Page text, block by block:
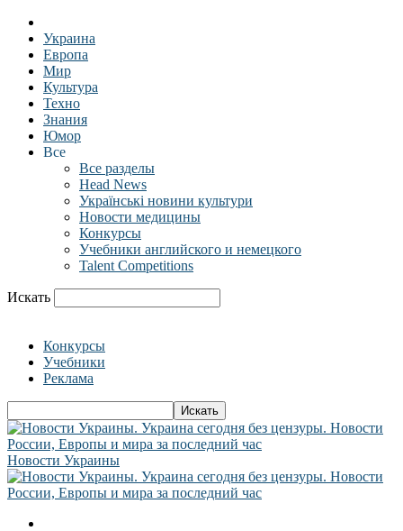
Украина
Европа
Мир
Культура
Техно
Знания
Юмор
Все
Все разделы
Head News
Українські новини культури
Новости медицины
Конкурсы
Учебники английского и немецкого
Talent Competitions
Искать
Конкурсы
Учебники
Реклама
Новости Украины